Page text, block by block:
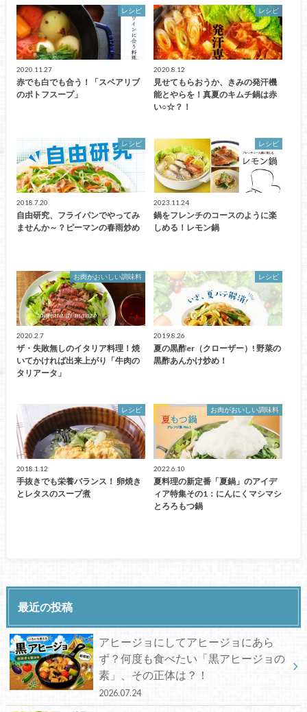
レシピ
2020.11.27
赤でも白でも合う！「スペアリブ
のポトフスープ」
レシピ
2020.8.12
見せてもらおうか、きみの発汗機
能とやらを！真夏のキムチ鍋は赤
い○☆？！
レシピ
2018.7.20
自由研究、フライパンでやってみ
ませんか～？ピーマンの春雨炒め
レシピ
2023.11.24
鍋をフレンチのコースのように楽
しめる！レモン鍋
お肉がおいしい調味料
2020.2.7
ザ・失敗無しのイタリア料理！焼
いてかければ出来上がり「牛肉の
タリアータ」
レシピ
2019.8.26
夏の黒酢er（クローザー）! 野菜の
黒酢あんかけ炒め！
レシピ
2018.1.12
手抜きでも栄養バランス！ 卵焼き
とレタスのスープ煮
お肉がおいしい調味料
2022.6.10
夏料理の新定番「夏鍋」のアイデ
ィア特集その1：にんにくマシマシ
とろろもつ鍋
最近の投稿
アヒージョにしてアヒージョにあら
ず？何度も食べたい「黒アヒージョの
素」、その正体は？！
2026.07.24